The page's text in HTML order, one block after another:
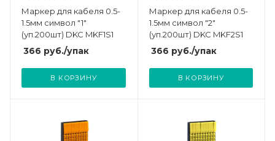
Маркер для кабеля 0.5-
1.5мм символ "1"
(уп.200шт) DKC MKF1S1
366 руб./упак
В КОРЗИНУ
Маркер для кабеля 0.5-
1.5мм символ "2"
(уп.200шт) DKC MKF2S1
366 руб./упак
В КОРЗИНУ